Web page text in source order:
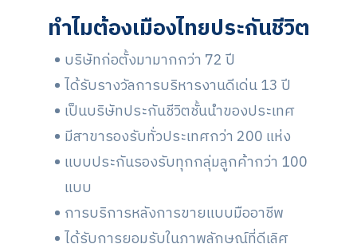
ทำไมต้องเมืองไทยประกันชีวิต
บริษัทก่อตั้งมามากกว่า 72 ปี
ได้รับรางวัลการบริหารงานดีเด่น 13 ปี
เป็นบริษัทประกัน ชีวิตชั้นนำของประเทศ
มีสาขารองรับทั่วประเทศกว่า 200 แห่ง
แบบประกันรองรับทุกกลุ่มลูกค้ากว่า 100
แบบ
การบริการหลังการขายแบบมืออาชีพ